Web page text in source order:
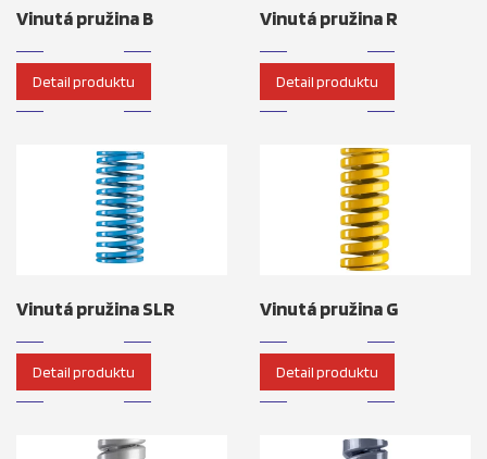
Vinutá pružina B
Detail produktu
Vinutá pružina R
Detail produktu
Vinutá pružina SLR
Detail produktu
Vinutá pružina G
Detail produktu